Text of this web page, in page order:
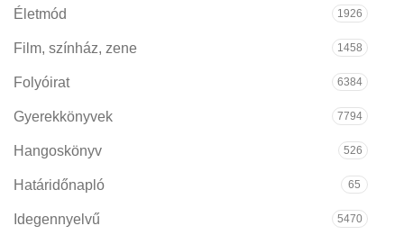
Életmód 1926
Film, színház, zene 1458
Folyóirat 6384
Gyerekkönyvek 7794
Hangoskönyv 526
Határidőnapló 65
Idegennyelvű 5470